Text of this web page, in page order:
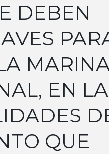
DEBEN
EN
QUE